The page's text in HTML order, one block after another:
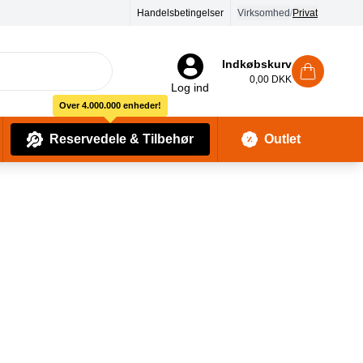
Handelsbetingelser Virksomhed/Privat
Log ind
Indkøbskurv
0,00 DKK
Reservedele & Tilbehør
Over 4.000.000 enheder!
Outlet